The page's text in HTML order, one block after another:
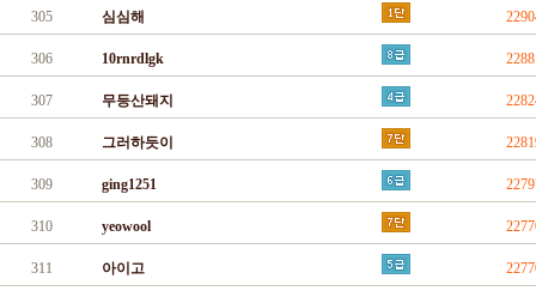
305 심심해
306 10rnrdlgk
307 무등산돼지
308 그러하듯이
309 ging1251
310 yeowool
311 아이고